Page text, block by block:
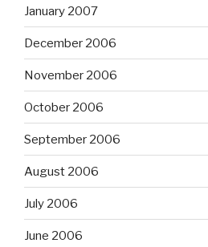
January 2007
December 2006
November 2006
October 2006
September 2006
August 2006
July 2006
June 2006